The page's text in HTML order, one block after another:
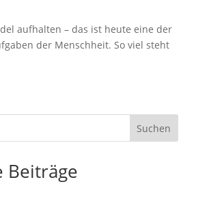
aufhalten – das ist heute eine der
der Menschheit. So viel steht
Suchen
Beiträge